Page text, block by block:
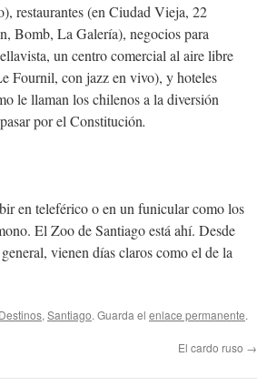
restaurantes (en Ciudad Vieja, 22
Bomb, La Galería), negocios para
un centro comercial al aire libre
Fournil, con jazz en vivo), y hoteles
le llaman los chilenos a la diversión
por el Constitución.
en teleférico o en un funicular como los
El Zoo de Santiago está ahí. Desde
vienen días claros como el de la
Destinos, Santiago. Guarda el enlace permanente.
El cardo ruso →